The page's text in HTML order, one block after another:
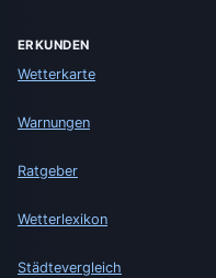
ERKUNDEN
Wetterkarte
Warnungen
Ratgeber
Wetterlexikon
Städtevergleich